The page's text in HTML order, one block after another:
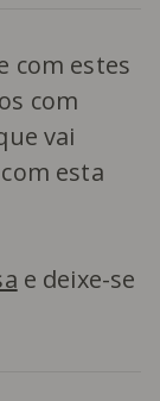
com estes
com
vai
esta
e deixe-se